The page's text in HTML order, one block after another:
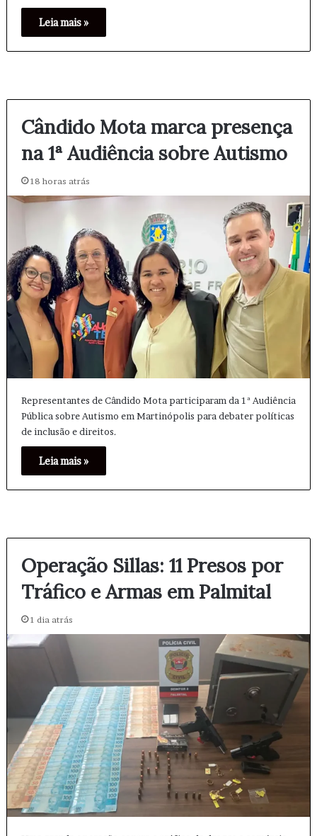
Leia mais »
Cândido Mota marca presença
na 1ª Audiência sobre Autismo
18 horas atrás
Representantes de Cândido Mota participaram da 1ª Audiência
Pública sobre Autismo em Martinópolis para debater políticas
de inclusão e direitos.
Leia mais »
Operação Sillas: 11 Presos por
Tráfico e Armas em Palmital
1 dia atrás